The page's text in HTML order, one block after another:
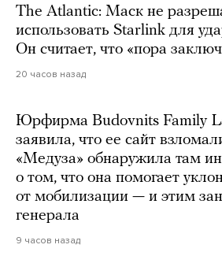
The Atlantic: Маск не
использовать Starlink для
Он считает, что «пора
20 часов назад
Юрфирма Budovnits Family
заявила, что ее сайт
«Медуза» обнаружила там
о том, что она помогает
от мобилизации — и этим
генерала
9 часов назад